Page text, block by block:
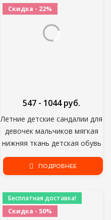
Скидка - 22%
Летние детские сандалии для
девочек мальчиков мягкая
нижняя ткань детская обувь
мода маленькие дети
пляжные сандалии обувь для
547 - 1044 руб.
ПОДРОБНЕЕ
Бесплатная доставка!
Скидка - 50%